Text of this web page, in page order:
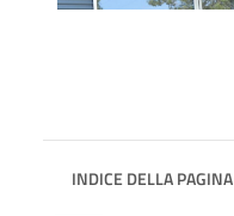
INDICE DELLA PAGINA